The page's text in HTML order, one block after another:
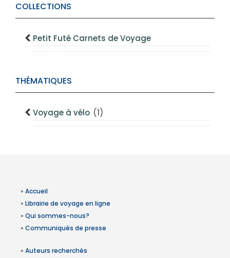
COLLECTIONS
Petit Futé Carnets de Voyage
THÉMATIQUES
Voyage à vélo (1)
» Accueil
» Librairie de voyage en ligne
» Qui sommes-nous?
» Communiqués de presse
» Auteurs recherchés